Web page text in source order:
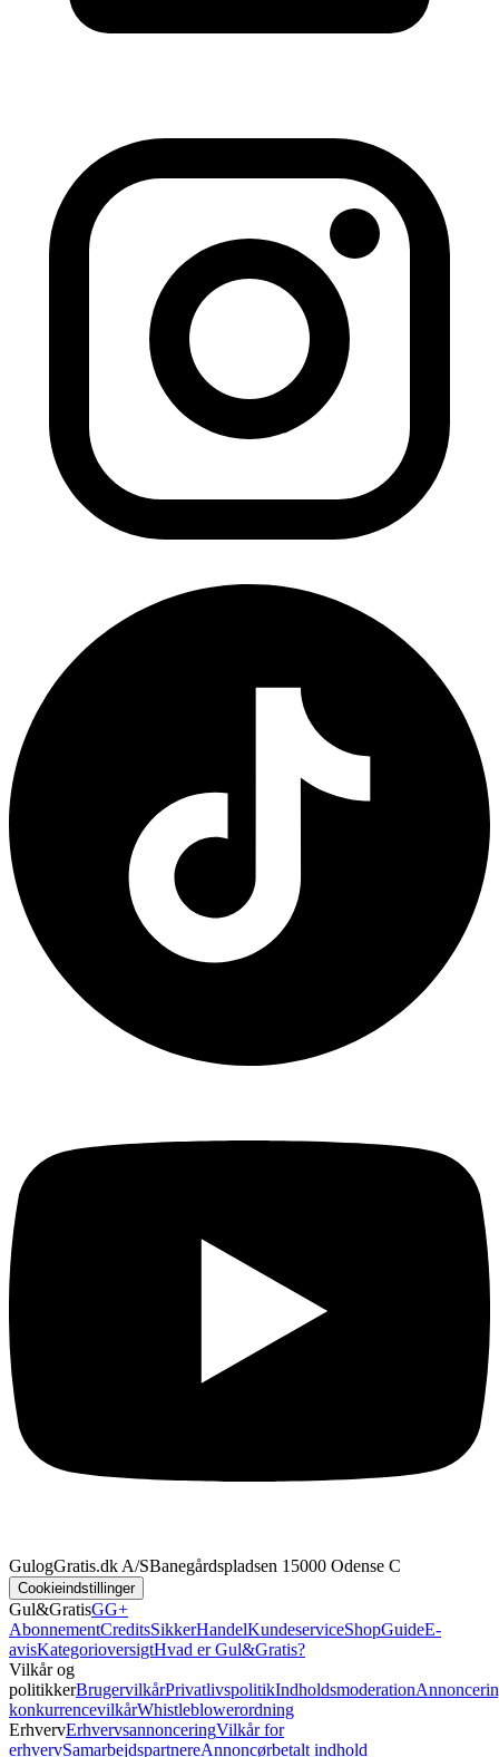
GulogGratis.dk A/SBanegårdspladsen 1 5000 Odense C
Cookieindstillinger
Gul&GratisGG+
AbonnementCreditsSikkerHandelKundeserviceShopGuideE-
avisKategorioversigtHvad er Gul&Gratis?
Vilkår og
politikkerBrugervilkårPrivatlivspolitikIndholdsmoderation
konkurrencevilkårWhistleblowerordning
ErhvervErhvervsannonceringVilkår for
erhvervSamarbejdspartnereAnnoncørbetalt indhold